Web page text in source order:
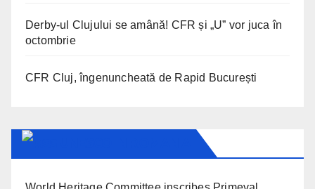
Derby-ul Clujului se amână! CFR și „U” vor juca în
octombrie
CFR Cluj, îngenuncheată de Rapid București